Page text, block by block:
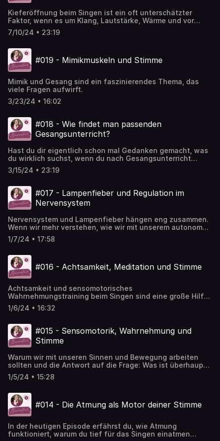
versucht, möglichst entspannt zu stehen, fühlt man sich
oft nicht so wohl in den anspruchsvollen Gesangsparts.
Das gilt für Oper und Rock-Pop-Musik gleichermaßen.
Diesen Fragen gehe ich hier nach und am Ende wird es
ausprobieren kannst. Eine für das Stehen und eine für das
Sitzen.
Kieferöffnung beim Singen ist ein oft unterschätzter
Faktor, wenn es um Klang, Lautstärke, Wärme und vor
allem Leichtigkeit in der Stimme geht. Aber wie komme ich
zu einer Kieferöffnung, die weder die Artikulation stört,
Emotion, die manchmal in einem festen Kiefer gespeichert
ist. Dies Kiefergelenk ist der Treffpunkt von so vielen
entscheidenden Dingen, birgt aber auch viele
bringen.
7/10/24 • 23:19
#019 - Mimikmuskeln und Stimme
Mimik und Gesang sind ein faszinierendes Thema, das
viele Fragen aufwirft.
3/23/24 • 16:02
#018 - Wie findet man passenden
Gesangsunterricht?
Hast du dir eigentlich schon mal Gedanken gemacht, was
du wirklich suchst, wenn du nach Gesangsunterricht
Ausschau hältst? Die heutige Episode gibt dir eine Menge
Informationen, was du in einem Gesangsunterricht
3/15/24 • 23:19
#017 - Lampenfieber und Regulation im
Nervensystem
Nervensystem und Lampenfieber hängen eng zusammen.
Wenn wir mehr verstehen, wie wir mit unserem autonomen
Nervensystem umgehen können, kann die Stimme uns
sogar unterstützen.
1/7/24 • 17:58
#016 - Achtsamkeit, Meditation und Stimme
Achtsamkeit und sensomotorisches
Wahrnehmungstraining beim Singen sind eine große Hilfe,
denn damit können wir Hindernisse aufdecken, die wir uns
im singen selbst in den Weg gelegt haben.
1/6/24 • 16:32
#015 - Sensomotorik, Wahrnehmung und
Stimme
Warum wir mit unseren Sinnen und Bewegung arbeiten
sollten und die Antwort auf die Frage: Was ist überhaupt
sensomotorisches Wahrnehmungstraining?
1/5/24 • 15:28
#014 - Die Atmung als Motor deiner Stimme
In der heutigen Episode erfährst du, wie Atmung
funktioniert, warum du tief für das Singen einatmen